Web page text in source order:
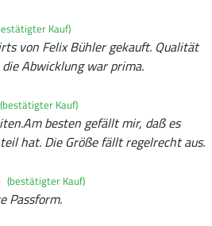
Kauf)
von Felix Bühler gekauft. Qualität
Abwicklung war prima.
(bestätigter Kauf)
besten gefällt mir, daß es
hat. Die Größe fällt regelrecht aus.
(bestätigter Kauf)
Passform.